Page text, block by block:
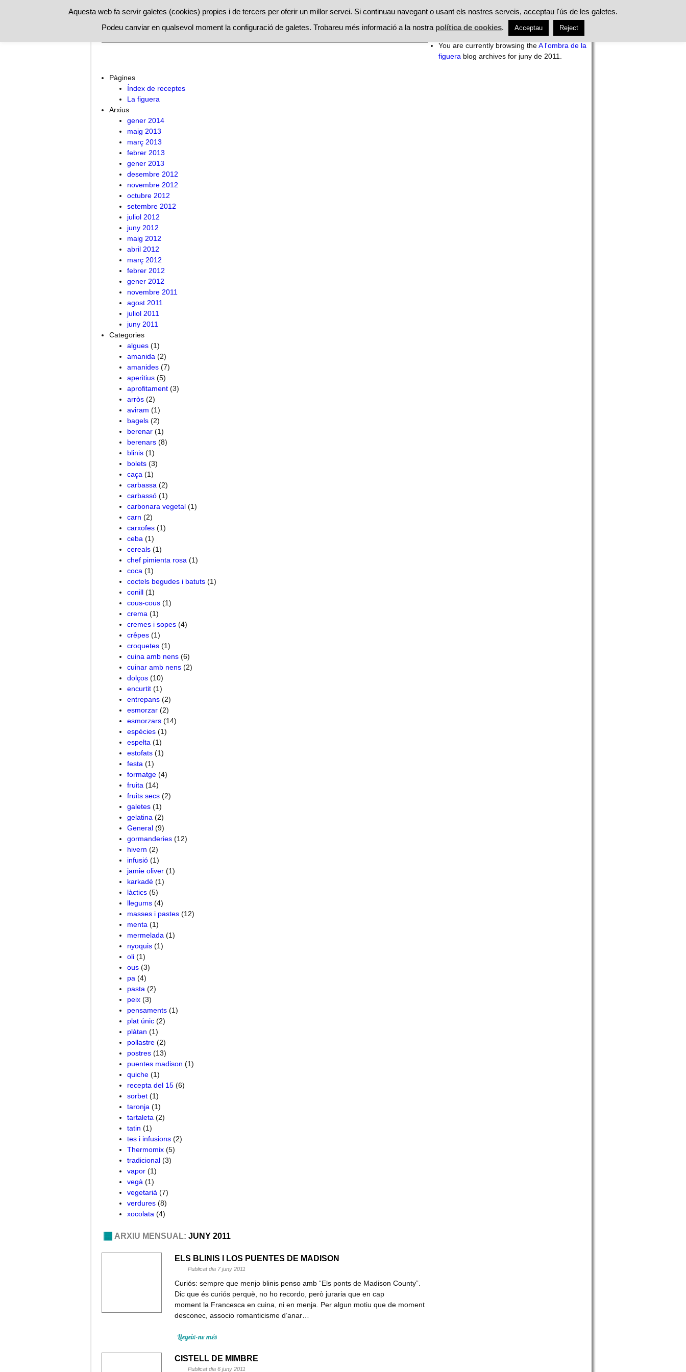
ACTUALITAT
ALIMENTACIÓ
MOSSEGADES
PROMOCIONS
RESTAURANTS
Search
for:
You are currently browsing theA l'ombra de la
figuera blog archives for juny de 2011.
Pàgines
Índex de receptes
La figuera
Arxius
gener 2014
maig 2013
març 2013
febrer 2013
gener 2013
desembre 2012
novembre 2012
octubre 2012
setembre 2012
juliol 2012
juny 2012
maig 2012
abril 2012
març 2012
febrer 2012
gener 2012
novembre 2011
agost 2011
juliol 2011
juny 2011
Categories
algues (1)
amanida (2)
amanides (7)
aperitius (5)
aprofitament (3)
arròs (2)
aviram (1)
bagels (2)
berenar (1)
berenars (8)
blinis (1)
bolets (3)
caça (1)
carbassa (2)
carbassó (1)
carbonara vegetal (1)
carn (2)
carxofes (1)
ceba (1)
cereals (1)
chef pimienta rosa (1)
coca (1)
coctels begudes i batuts (1)
conill (1)
cous-cous (1)
crema (1)
cremes i sopes (4)
crêpes (1)
croquetes (1)
cuina amb nens (6)
cuinar amb nens (2)
dolços (10)
encurtit (1)
entrepans (2)
esmorzar (2)
esmorzars (14)
espècies (1)
espelta (1)
estofats (1)
festa (1)
formatge (4)
fruita (14)
fruits secs (2)
galetes (1)
gelatina (2)
General (9)
gormanderies (12)
hivern (2)
infusió (1)
jamie oliver (1)
karkadé (1)
làctics (5)
llegums (4)
masses i pastes (12)
menta (1)
mermelada (1)
nyoquis (1)
oli (1)
ous (3)
pa (4)
pasta (2)
peix (3)
pensaments (1)
plat únic (2)
plàtan (1)
pollastre (2)
postres (13)
puentes madison (1)
quiche (1)
recepta del 15 (6)
sorbet (1)
taronja (1)
tartaleta (2)
tatin (1)
tes i infusions (2)
Thermomix (5)
tradicional (3)
vapor (1)
vegà (1)
vegetarià (7)
verdures (8)
xocolata (4)
ARXIU MENSUAL: JUNY 2011
ELS BLINIS I LOS PUENTES DE MADISON
Publicat dia 7 juny 2011
Curiós: sempre que menjo blinis penso amb “Els ponts de Madison County”.
Dic que és curiós perquè, no ho recordo, però juraria que en cap
moment la Francesca en cuina, ni en menja. Per algun motiu que de moment
desconec, associo romanticisme d’anar…
Llegeix-ne més
CISTELL DE MIMBRE
Publicat dia 6 juny 2011
Aquesta web fa servir galetes (cookies) propies i de tercers per oferir un millor servei. Si continuau navegant o usant els nostres serveis, acceptau l'ús de les galetes.
Podeu canviar en qualsevol moment la configuració de galetes. Trobareu més informació a la nostra política de cookies. Acceptau Reject